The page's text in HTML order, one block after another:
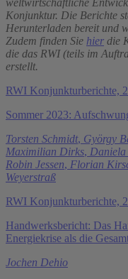
Konjunktur. Die Berichte
Herunterladen bereit und
Zudem finden Sie hier die
die das RWI (teils im
erstellt.
RWI Konjunkturberichte,
Sommer 2023:
Torsten Schmidt, György
Maximilian Dirks, Daniela
Robin Jessen, Florian
Weyerstraß
RWI Konjunkturberichte,
Handwerksbericht: Das
Energiekrise als die
Jochen Dehio